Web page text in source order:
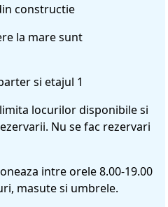
constructie
la mare sunt
si etajul 1
locurilor disponibile si
Nu se fac rezervari
intre orele 8.00-19.00
masute si umbrele.